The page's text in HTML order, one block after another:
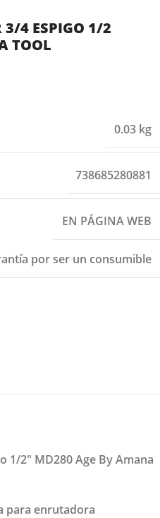
3/4 ESPIGO 1/2
TOOL
0.03 kg
738685280881
EN PÁGINA WEB
por ser un consumible
1/2″ MD280 Age By Amana
para enrutadora